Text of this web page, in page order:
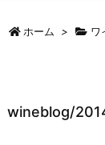
ホーム > ワ
wineblog/